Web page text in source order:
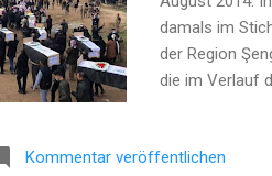
damals im
der Region
die im Verlauf
Xweseriya
Kommentar veröffentlichen